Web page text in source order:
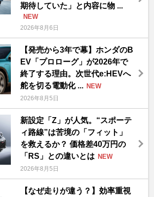
期待していた」と内容に物 ...
NEW
2026年8月6日
【発売から3年で幕】ホンダのB
EV「プロローグ」が2026年で
終了する理由。次世代e:HEVへ
舵を切る電動化 ... NEW
2026年8月5日
新設定「Z」が人気。“スポーテ
ィ路線”は苦境の「フィット」
を救えるか？ 価格差40万円の
「RS」との違いとは NEW
2026年8月5日
【なぜ走りが違う？】効率重視